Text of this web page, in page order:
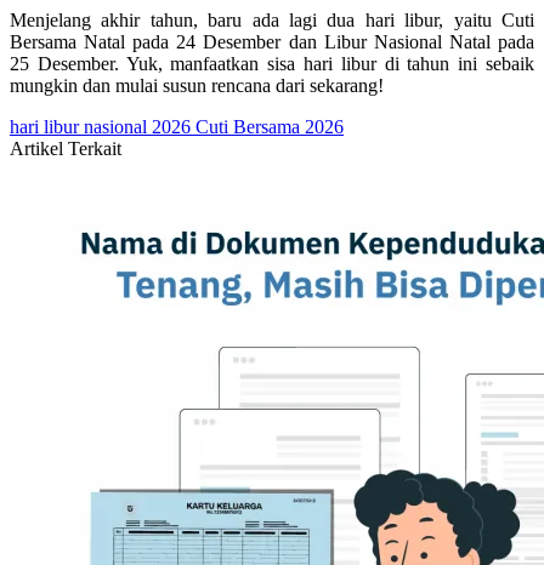
Menjelang akhir tahun, baru ada lagi dua hari libur, yaitu Cuti
Bersama Natal pada 24 Desember dan Libur Nasional Natal pada
25 Desember. Yuk, manfaatkan sisa hari libur di tahun ini sebaik
mungkin dan mulai susun rencana dari sekarang!
hari libur nasional 2026 Cuti Bersama 2026
Artikel Terkait